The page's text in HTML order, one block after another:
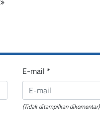
E-mail *
(Tidak ditampilkan dikomentar)